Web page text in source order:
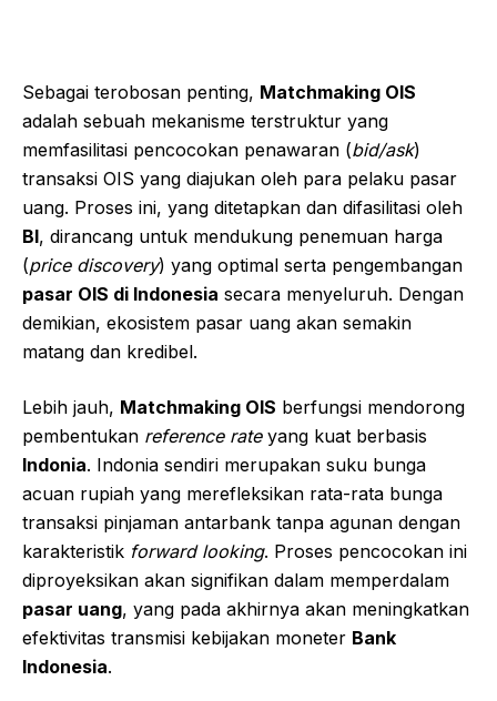
Sebagai terobosan penting, Matchmaking OIS
adalah sebuah mekanisme terstruktur yang
memfasilitasi pencocokan penawaran (bid/ask)
transaksi OIS yang diajukan oleh para pelaku pasar
uang. Proses ini, yang ditetapkan dan difasilitasi oleh
BI, dirancang untuk mendukung penemuan harga
(price discovery) yang optimal serta pengembangan
pasar OIS di Indonesia secara menyeluruh. Dengan
demikian, ekosistem pasar uang akan semakin
matang dan kredibel.
Lebih jauh, Matchmaking OIS berfungsi mendorong
pembentukan reference rateyang kuat berbasis
Indonia. Indonia sendiri merupakan suku bunga
acuan rupiah yang merefleksikan rata-rata bunga
transaksi pinjaman antarbank tanpa agunan dengan
karakteristik forward looking. Proses pencocokan ini
diproyeksikan akan signifikan dalam memperdalam
pasar uang, yang pada akhirnya akan meningkatkan
efektivitas transmisi kebijakan moneter Bank
Indonesia.